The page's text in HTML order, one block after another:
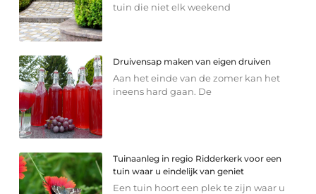
tuin die niet elk weekend
Druivensap maken van eigen druiven
Aan het einde van de zomer kan het
ineens hard gaan. De
Tuinaanleg in regio Ridderkerk voor een
tuin waar u eindelijk van geniet
Een tuin hoort een plek te zijn waar u